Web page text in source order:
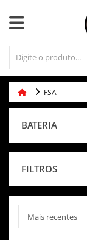
FSA
BATERIA
FILTROS